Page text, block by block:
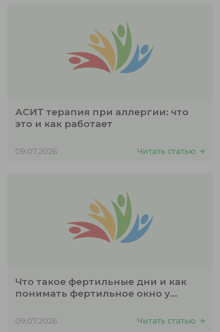
АСИТ терапия при аллергии: что
это и как работает
09.07.2026 Читать статью
Что такое фертильные дни и как
понимать фертильное окно у
09.07.2026 Читать статью